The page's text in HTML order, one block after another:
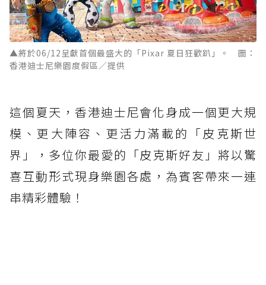
▲將於06/12呈獻首個最盛大的「Pixar 夏日狂歡趴」。 圖：
香港迪士尼樂園度假區／提供
這個夏天，香港迪士尼會化身成一個更大規
模、更大陣容、更活力滿載的「皮克斯世
界」，多位你最愛的「皮克斯好友」將以驚
喜互動形式現身樂園各處，為賓客帶來一連
串精彩體驗！